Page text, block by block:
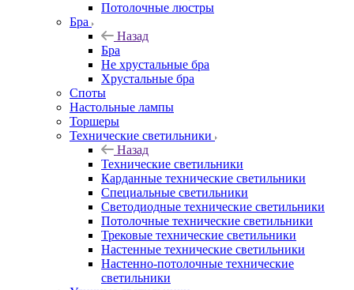
Потолочные люстры
Бра
Назад
Бра
Не хрустальные бра
Хрустальные бра
Споты
Настольные лампы
Торшеры
Технические светильники
Назад
Технические светильники
Карданные технические светильники
Специальные светильники
Светодиодные технические светильники
Потолочные технические светильники
Трековые технические светильники
Настенные технические светильники
Настенно-потолочные технические
светильники